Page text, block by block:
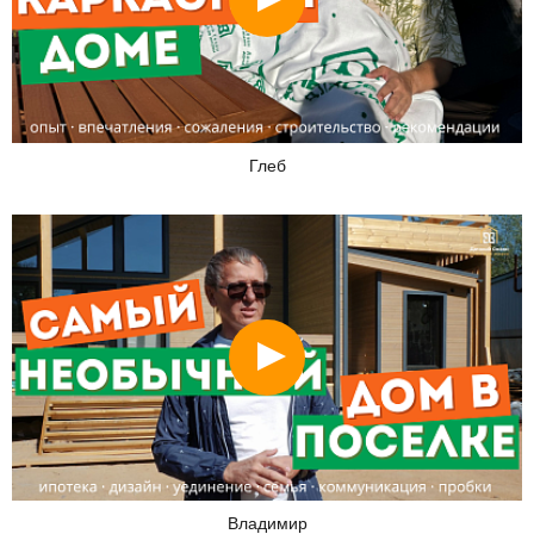
Глеб
Смотреть
Владимир